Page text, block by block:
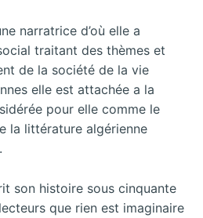
narratrice d’où elle a
traitant des thèmes et
de la société de la vie
elle est attachée a la
pour elle comme le
la littérature algérienne
son histoire sous cinquante
que rien est imaginaire